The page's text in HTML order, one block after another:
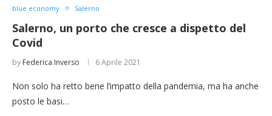
blue economy Salerno
Salerno, un porto che cresce a dispetto del
Covid
by Federica Inverso 6 Aprile 2021
Non solo ha retto bene l’impatto della pandemia, ma ha anche
posto le basi…